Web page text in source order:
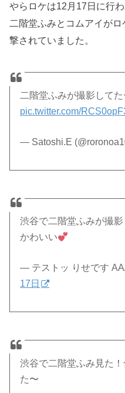
やらロケは12月17日に行
二階堂ふみとコムアイが
撃されていました。
二階堂ふみが撮影してた
pic.twitter.com/
— Satoshi.E
渋谷で二階堂ふみが撮
かわいい
— テストッ りせです
17日
渋谷で二階堂ふみ見た
た〜